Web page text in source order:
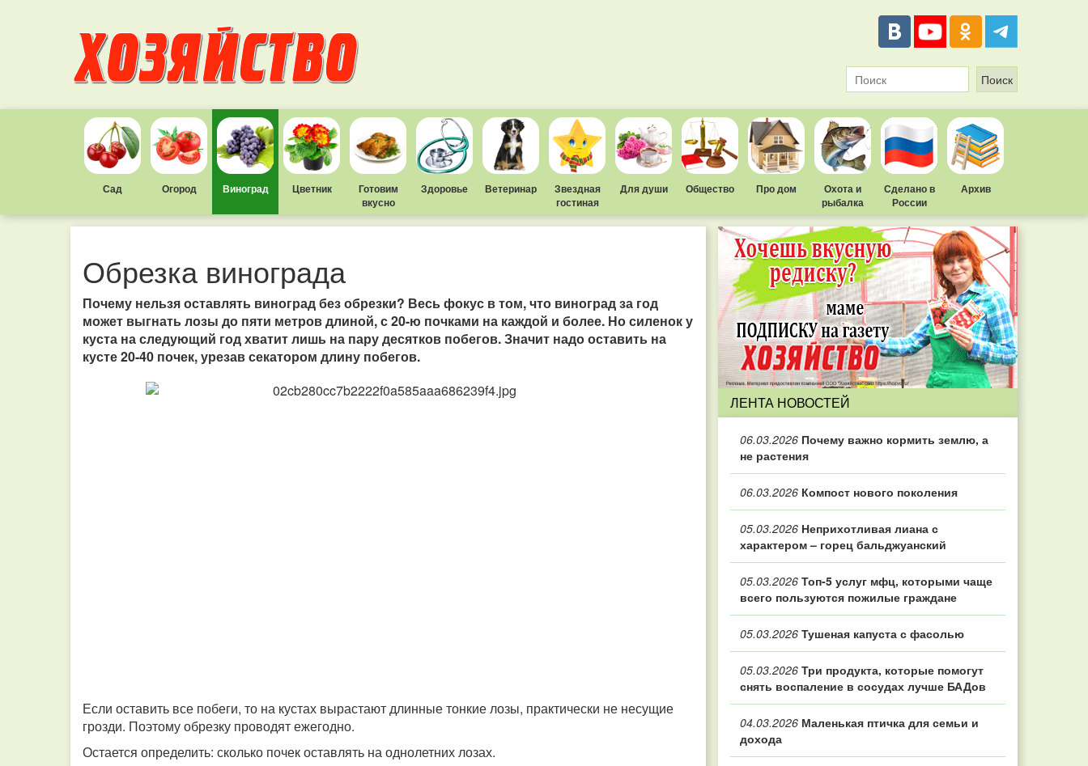
Сад Огород Виноград Цветник
Готовим
вкусно
Здоровье Ветеринар
Звездная
гостиная
Для души Общество Про дом
Охота и
рыбалка
Сделано в
России
Архив
Обрезка винограда
Почему нельзя оставлять виноград без обрезки? Весь фокус в том, что виноград за год
может выгнать лозы до пяти метров длиной, с 20-ю почками на каждой и более. Но силенок у
куста на следующий год хватит лишь на пару десятков побегов.Значит надо оставить на
кусте 20-40 почек, урезав секатором длину побегов.
Если оставить все побеги, то на кустах вырастают длинные тонкие лозы, практически не несущие
грозди. Поэтому обрезку проводят ежегодно.
Остается определить: сколько почек оставлять на однолетних лозах.
ЛЕНТА НОВОСТЕЙ
06.03.2026 Почему важно кормить землю, а
не растения
06.03.2026 Компост нового поколения
05.03.2026 Неприхотливая лиана с
характером – горец бальджуанский
05.03.2026 Топ‑5 услуг мфц, которыми чаще
всего пользуются пожилые граждане
05.03.2026 Тушеная капуста с фасолью
05.03.2026 Три продукта, которые помогут
снять воспаление в сосудах лучше БАДов
04.03.2026 Маленькая птичка для семьи и
дохода